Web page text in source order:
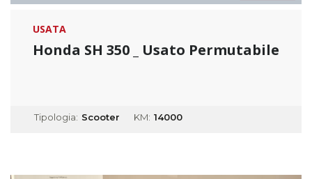
USATA
Honda SH 350 _ Usato Permutabile
Tipologia: Scooter KM: 14000